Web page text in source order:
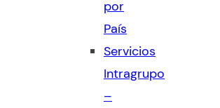
por
País
Servicios
Intragrupo
–